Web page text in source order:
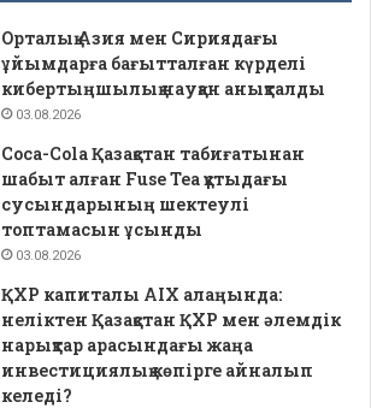
Орталық Азия мен Сириядағы
ұйымдарға бағытталған күрделі
кибертыңшылық науқан анықталды
03.08.2026
Coca-Cola Қазақстан табиғатынан
шабыт алған Fuse Tea құтыдағы
сусындарының шектеулі
топтамасын ұсынды
03.08.2026
ҚХР капиталы AIX алаңында:
неліктен Қазақстан ҚХР мен әлемдік
нарықтар арасындағы жаңа
инвестициялық көпірге айналып
келеді?